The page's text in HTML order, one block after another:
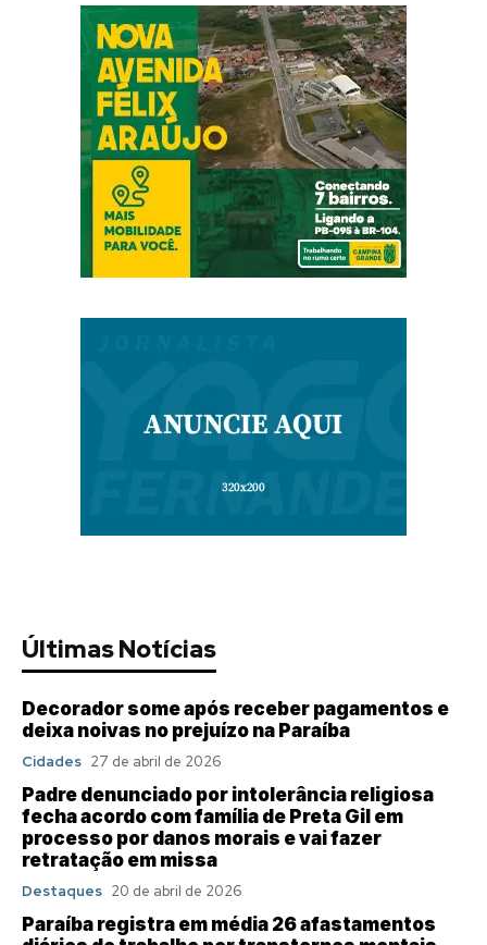
Últimas Notícias
Decorador some após receber pagamentos e
deixa noivas no prejuízo na Paraíba
Cidades 27 de abril de 2026
Padre denunciado por intolerância religiosa
fecha acordo com família de Preta Gil em
processo por danos morais e vai fazer
retratação em missa
Destaques 20 de abril de 2026
Paraíba registra em média 26 afastamentos